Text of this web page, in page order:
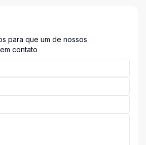
para que um de nossos
contato